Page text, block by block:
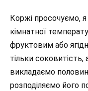
Коржі просочуємо,
кімнатної
фруктовим або
тільки
викладаємо
розподіляємо його